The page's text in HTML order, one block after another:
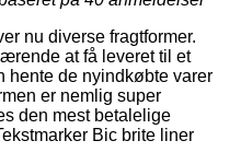
nu diverse fragtformer.
at få leveret til et
hente de nyindkøbte varer
er nemlig super
den mest betalelige
Bic brite liner